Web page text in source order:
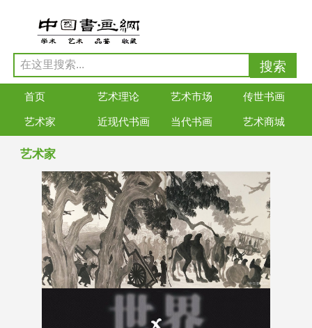
首页 艺术理论 艺术市场 传世书画
艺术家 近现代书画 当代书画 艺术商城
艺术家